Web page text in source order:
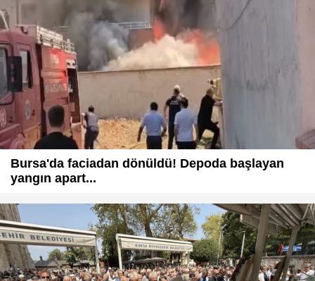
Bursa'da faciadan dönüldü! Depoda başlayan
yangın apart...